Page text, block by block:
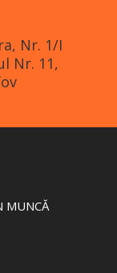
Nr. 1/I
Nr. 11,
MUNCĂ